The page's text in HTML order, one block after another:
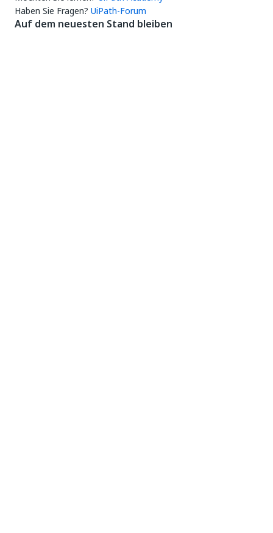
Haben Sie Fragen? UiPath-Forum
Auf dem neuesten Stand bleiben